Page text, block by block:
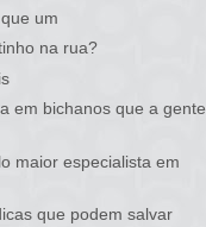
um
na rua?
em bichanos que a gente
maior especialista em
que podem salvar